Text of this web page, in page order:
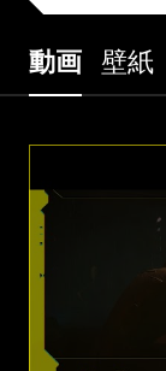
動画 壁紙